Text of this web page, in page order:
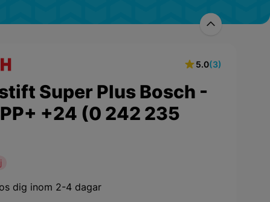
5.0(3)
Super Plus Bosch -
+24 (0 242 235
dig inom 2-4 dagar